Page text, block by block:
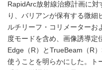
RapidArc放射線治療計画に
り、バリアンが保有する微細
ルチリーフ・コリメーターお
度モードを含め、画像誘導定
Edge（R）とTrueBeam（R
使うことを明らかにした。ト